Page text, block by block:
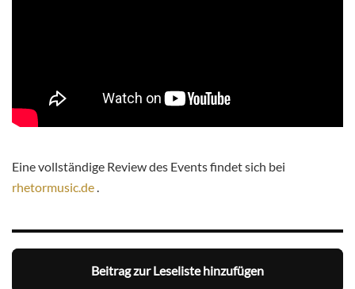
Eine vollständige Review des Events findet sich bei
rhetormusic.de.
Beitrag zur Leseliste hinzufügen